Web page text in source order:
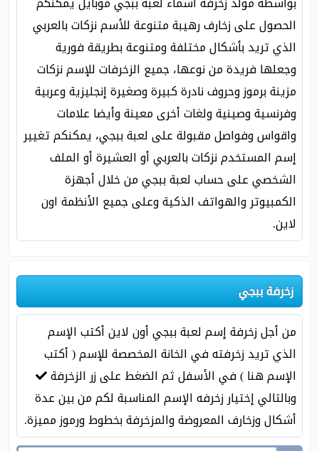
الحصول على زخارف رهيبة متنوعة للأسم نزكات بالعربي
الذي تريد بأشكال مختلفة ومتنوعة بطريقة فورية
وجعلها فريدة من نوعها، جميع الزخرفات للإسم نزكات
مزينة برموز وحروف نادرة كبيرة وصغيرة إنجليزية وعربية
وفرنسية وصينية ولغات أخرى معينة وأيضا علامات
واقواس وفواصل مقبولة على لعبة ببجي، يمكنكم تغيير
إسم المستخدم نزكات بالعربي أو العشيرة أو الملف
الشخصي على حساب لعبة ببجي من خلال أجهزة
الكمبيوتر والهواتف الذكية وعلى جميع الأنظمة اون
لاين.
زخرفة ببجي
من أجل زخرفة إسم لعبة ببجي أون لاين أكتب الإسم
الذي تريد زخرفته في الخانة المخصصة للإسم ( أكتب
الإسم هنا ) في الأسفل ثم الضغط على زر الزخرفة
وبالتالي إختيار زخرفه الإسم المناسبة لكم من بين عدة
أشكال وزخارف المعروضة والمزخرفة بخطوط ورموز مميزة.